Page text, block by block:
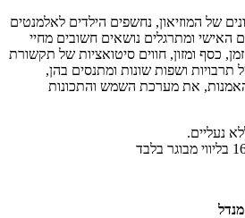
של המוזיאון, נחשפים הילדים לאלמנטים
האישי ומתרגלים נושאים חשובים מחיי
כסף ומזון, חווים סיטואציות של תקשורת
תרבויות ושפות שונות ומתנסים בהן,
את מערכת השמש והתכונות
נעליים.
מנדל